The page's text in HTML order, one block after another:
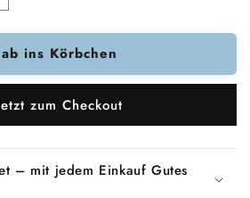
ab ins Körbchen
zum Checkout
– mit jedem Einkauf Gutes